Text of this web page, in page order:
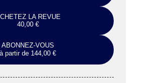
LA REVUE
40,00 €
ABONNEZ-VOUS
à partir de 144,00 €